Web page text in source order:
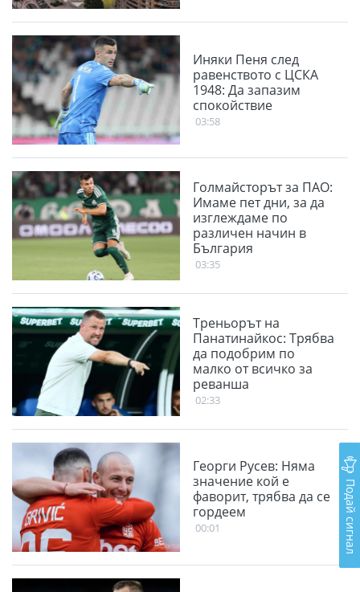
Иняки Пеня след
равенството с ЦСКА
1948: Да запазим
спокойствие
03:58
Голмайсторът за ПАО:
Имаме пет дни, за да
изглеждаме по
различен начин в
България
03:35
Треньорът на
Панатинайкос: Трябва
да подобрим по
малко от всичко за
реванша
02:33
Георги Русев: Няма
значение кой е
фаворит, трябва да се
гордеем
00:01 Подай сигнал